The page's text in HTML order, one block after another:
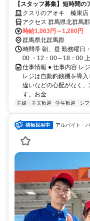
【スタッフ募集】短時間
クスリのアオキ 榛東店
アクセス 群馬県北群馬
時給1,063円～1,280円
群馬県北群馬郡
時間帯 朝、昼 勤務曜日
00 ・12：00～18：00
仕事情報 ● 仕事内容 レ
レジは自動釣銭機を導
違いなどの心配がなく
す。お金...
主婦・主夫歓迎 学生歓迎 シ
アルバイト・